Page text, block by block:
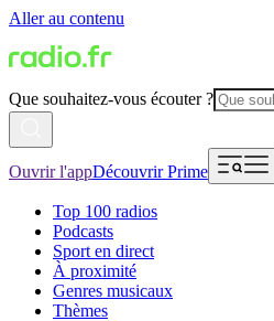
Aller au contenu
Que souhaitez-vous écouter ?
Ouvrir l'appDécouvrir Prime
Top 100 radios
Podcasts
Sport en direct
À proximité
Genres musicaux
Thèmes